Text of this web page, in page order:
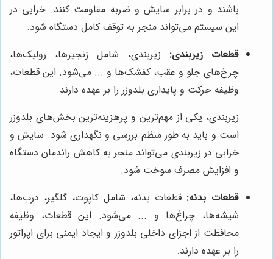
باشند و در برابر سایش و ضربه مقاومت کنند. خرابی در
این سیستم می‌تواند منجر به توقف کامل دستگاه شود.
قطعات زیربندی: زیربندی، شامل زنجیرها، رولیک‌ها،
چرخ‌های جلو و عقب، کفشک‌ها و ... می‌شود. این قطعات،
وظیفه حرکت و پایداری بلدوزر را بر عهده دارند.
زیربندی، یکی از مهم‌ترین و پرهزینه‌ترین بخش‌های بلدوزر
است و باید به طور منظم بررسی و نگهداری شود. سایش و
خرابی در زیربندی می‌تواند منجر به کاهش راندمان دستگاه
و افزایش مصرف سوخت شود.
قطعات بدنه: قطعات بدنه، شامل کاپوت، گلگیر، درب‌ها،
شیشه‌ها، چراغ‌ها و ... می‌شود. این قطعات، وظیفه
محافظت از اجزای داخلی بلدوزر و ایجاد ایمنی برای اپراتور
را بر عهده دارند.